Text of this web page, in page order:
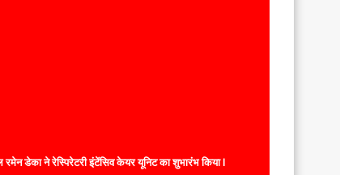
रमेन डेका ने रेस्पिरेटरी इंटेंसिव केयर यूनिट का शुभारंभ किया l